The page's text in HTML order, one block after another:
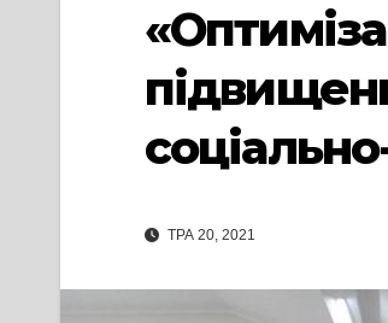
ТРА 20, 2021